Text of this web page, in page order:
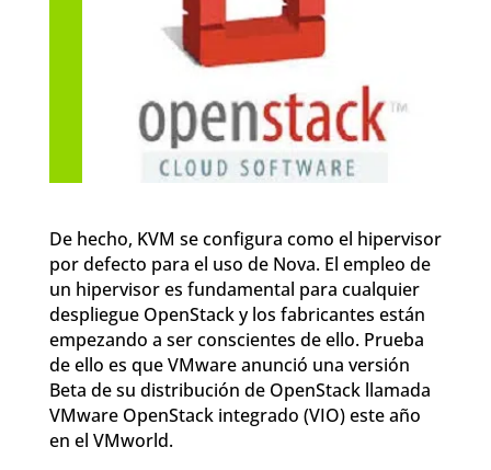
De hecho, KVM se configura como el hipervisor
por defecto para el uso de Nova. El empleo de
un hipervisor es fundamental para cualquier
despliegue OpenStack y los fabricantes están
empezando a ser conscientes de ello. Prueba
de ello es que VMware anunció una versión
Beta de su distribución de OpenStack llamada
VMware OpenStack integrado (VIO) este año
en el VMworld.